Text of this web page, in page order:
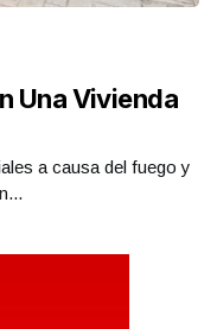
Una Vivienda
a causa del fuego y